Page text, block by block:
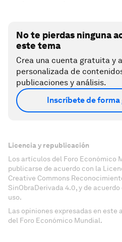
No te pierdas ninguna
este tema
Crea una cuenta gratuita y
personalizada de
publicaciones y análisis.
Inscríbete de
Licencia y republicación
Los artículos del Foro Económico
publicarse de acuerdo con la
Creative Commons
SinObraDerivada 4.0, y de
uso.
Las opiniones expresadas en este
del Foro Económico Mundial.